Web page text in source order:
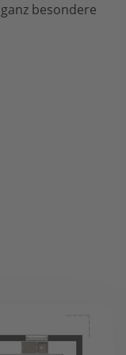
besondere